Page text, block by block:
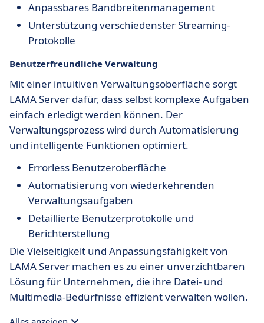
Anpassbares Bandbreitenmanagement
Unterstützung verschiedenster Streaming-
Protokolle
Benutzerfreundliche Verwaltung
Mit einer intuitiven Verwaltungsoberfläche sorgt
LAMA Server dafür, dass selbst komplexe Aufgaben
einfach erledigt werden können. Der
Verwaltungsprozess wird durch Automatisierung
und intelligente Funktionen optimiert.
Errorless Benutzeroberfläche
Automatisierung von wiederkehrenden
Verwaltungsaufgaben
Detaillierte Benutzerprotokolle und
Berichterstellung
Die Vielseitigkeit und Anpassungsfähigkeit von
LAMA Server machen es zu einer unverzichtbaren
Lösung für Unternehmen, die ihre Datei- und
Multimedia-Bedürfnisse effizient verwalten wollen.